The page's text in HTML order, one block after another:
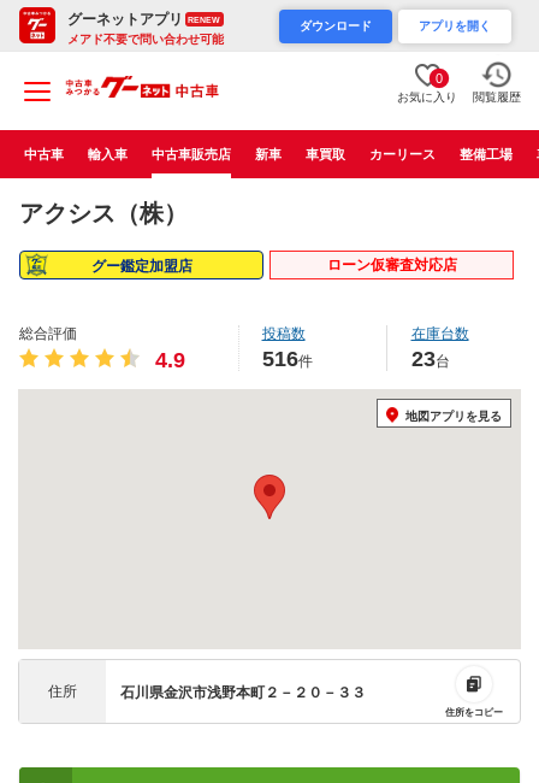
グーネットアプリ RENEW
メアド不要で問い合わせ可能
ダウンロード アプリを開く
0
お気に入り 閲覧履歴
中古車 輸入車 中古車販売店 新車 車買取 カーリース 整備工場
アクシス（株）
グー鑑定加盟店 ローン仮審査対応店
総合評価
4.9
投稿数
516件
在庫台数
23台
地図アプリを見る
住所 石川県金沢市浅野本町２－２０－３３
住所をコピー